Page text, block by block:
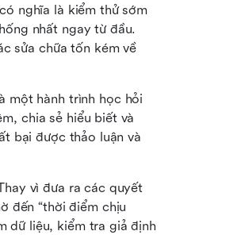
nghĩa là kiểm thử sớm
nhất ngay từ đầu.
sửa chữa tốn kém về
hành trình học hỏi
chia sẻ hiểu biết và
bại được thảo luận và
vì đưa ra các quyết
đến “thời điểm chịu
dữ liệu, kiểm tra giả định